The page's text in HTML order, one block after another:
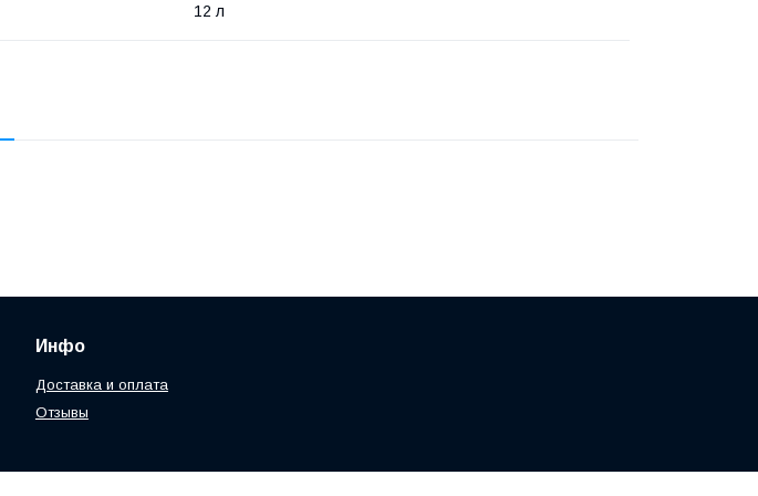
12 л
Инфо
Доставка и оплата
Отзывы